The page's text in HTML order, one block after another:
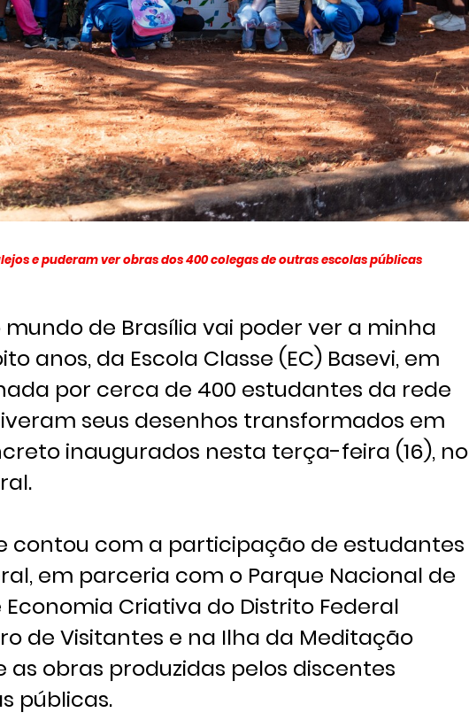
e puderam ver obras dos 400 colegas de outras escolas públicas
mundo de Brasília vai poder ver a minha
anos, da Escola Classe (EC) Basevi, em
por cerca de 400 estudantes da rede
seus desenhos transformados em
inaugurados nesta terça-feira (16), no
contou com a participação de estudantes
em parceria com o Parque Nacional de
Criativa do Distrito Federal
de Visitantes e na Ilha da Meditação
obras produzidas pelos discentes
públicas.